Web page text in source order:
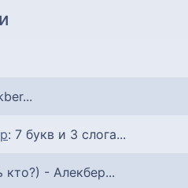
: 7 букв и 3 слога...
кто?) - Алекбер...